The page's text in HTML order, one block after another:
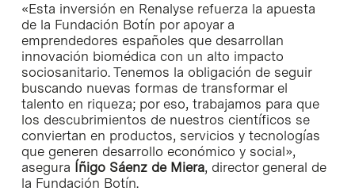
«Esta inversión en Renalyse refuerza la apuesta
de la Fundación Botín por apoyar a
emprendedores españoles que desarrollan
innovación biomédica con un alto impacto
sociosanitario. Tenemos la obligación de seguir
buscando nuevas formas de transformar el
talento en riqueza; por eso, trabajamos para que
los descubrimientos de nuestros científicos se
conviertan en productos, servicios y tecnologías
que generen desarrollo económico y social»,
asegura Íñigo Sáenz de Miera, director general de
la Fundación Botín.